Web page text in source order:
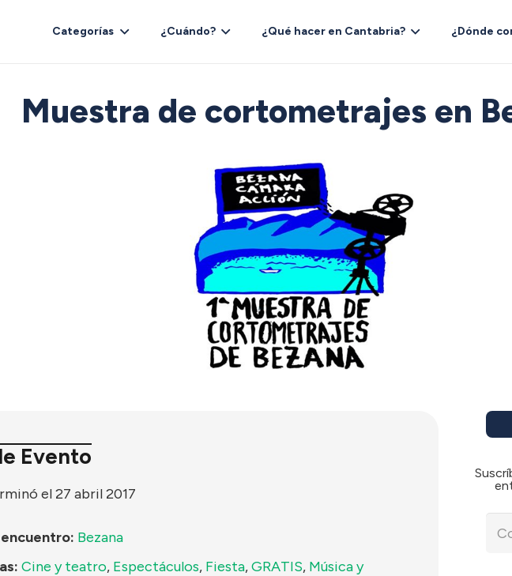
Categorías ¿Cuándo? ¿Qué hacer en Cantabria? ¿Dónde
Muestra de cortometrajes en
Evento
el 27 abril 2017
Bezana
Cine y teatro, Espectáculos, Fiesta,GRATIS, Música y